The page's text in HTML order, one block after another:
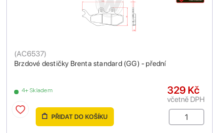
Brzdové destičky Brenta standard (GG) - přední
(AC6537)
4+ Skladem 329 Kč
včetně DPH
PŘIDAT DO KOŠÍKU